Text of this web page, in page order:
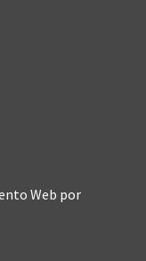
Web por